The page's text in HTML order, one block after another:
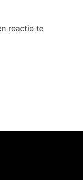
reactie te